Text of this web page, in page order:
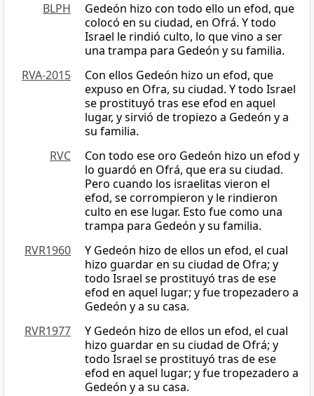
BLPH
Gedeón hizo con todo ello un efod, que
colocó en su ciudad, en Ofrá. Y todo
Israel le rindió culto, lo que vino a ser
una trampa para Gedeón y su familia.
RVA-2015
Con ellos Gedeón hizo un efod, que
expuso en Ofra, su ciudad. Y todo Israel
se prostituyó tras ese efod en aquel
lugar, y sirvió de tropiezo a Gedeón y a
su familia.
RVC
Con todo ese oro Gedeón hizo un efod y
lo guardó en Ofrá, que era su ciudad.
Pero cuando los israelitas vieron el
efod, se corrompieron y le rindieron
culto en ese lugar. Esto fue como una
trampa para Gedeón y su familia.
RVR1960
Y Gedeón hizo de ellos un efod, el cual
hizo guardar en su ciudad de Ofra; y
todo Israel se prostituyó tras de ese
efod en aquel lugar; y fue tropezadero a
Gedeón y a su casa.
RVR1977
Y Gedeón hizo de ellos un efod, el cual
hizo guardar en su ciudad de Ofrá; y
todo Israel se prostituyó tras de ese
efod en aquel lugar; y fue tropezadero a
Gedeón y a su casa.